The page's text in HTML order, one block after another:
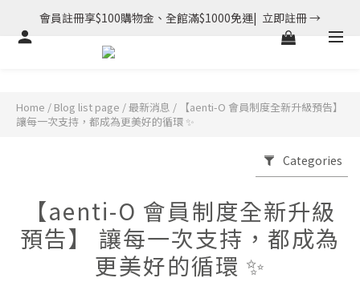
會員註冊享$100購物金、全館滿$1000免運|  立即註冊 →
Home / Blog list page /最新消息 /
【aenti-O 會員制度全新升級預告】
讓每一次支持，都成為更美好的循環 ✨
Categories
【aenti-O 會員制度全新升級
預告】 讓每一次支持，都成為
更美好的循環 ✨